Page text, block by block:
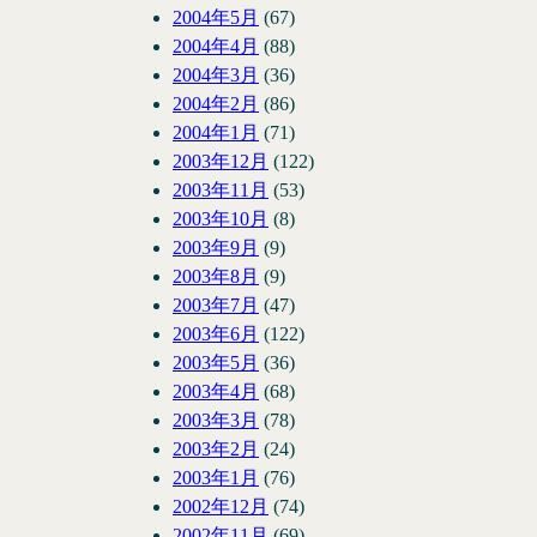
2004年5月 (67)
2004年4月 (88)
2004年3月 (36)
2004年2月 (86)
2004年1月 (71)
2003年12月 (122)
2003年11月 (53)
2003年10月 (8)
2003年9月 (9)
2003年8月 (9)
2003年7月 (47)
2003年6月 (122)
2003年5月 (36)
2003年4月 (68)
2003年3月 (78)
2003年2月 (24)
2003年1月 (76)
2002年12月 (74)